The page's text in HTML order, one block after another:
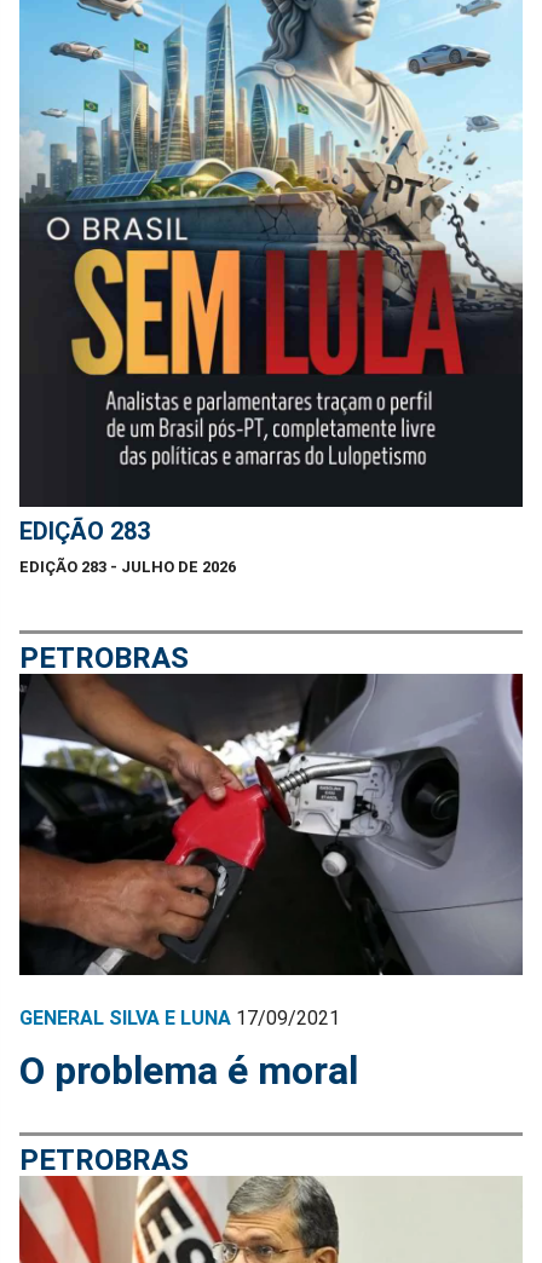
EDIÇÃO 283
EDIÇÃO 283 - JULHO DE 2026
PETROBRAS
GENERAL SILVA E LUNA 17/09/2021
O problema é moral
PETROBRAS